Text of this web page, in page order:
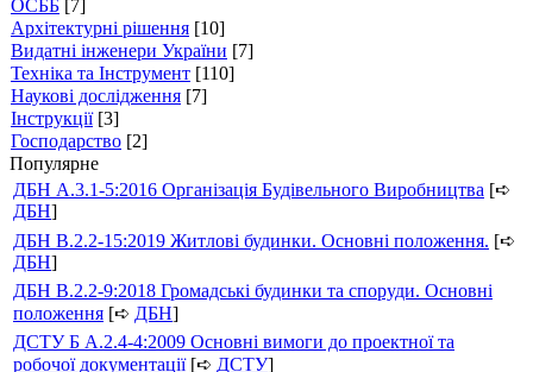
ОСББ [7]
Архітектурні рішення [10]
Видатні інженери України [7]
Техніка та Інструмент [110]
Наукові дослідження [7]
Інструкції [3]
Господарство [2]
Популярне
ДБН А.3.1-5:2016 Організація Будівельного Виробництва [➪
ДБН]
ДБН В.2.2-15:2019 Житлові будинки. Основні положення. [➪
ДБН]
ДБН В.2.2-9:2018 Громадські будинки та споруди. Основні
положення [➪ ДБН]
ДСТУ Б А.2.4-4:2009 Основні вимоги до проектної та
робочої документації[➪ ДСТУ]